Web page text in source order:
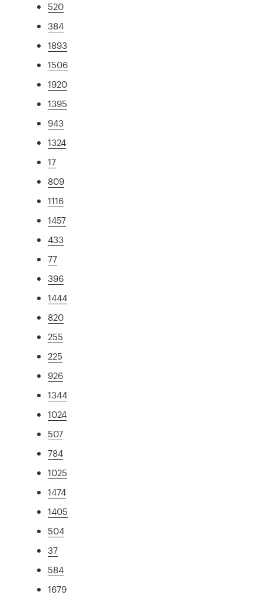
520
384
1893
1506
1920
1395
943
1324
17
809
1116
1457
433
77
396
1444
820
255
225
926
1344
1024
507
784
1025
1474
1405
504
37
584
1679